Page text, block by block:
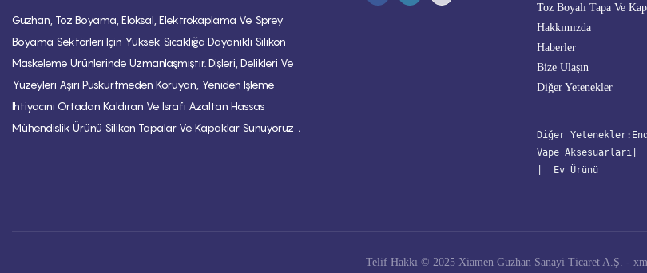
Guzhan, Toz Boyama, Eloksal, Elektrokaplama Ve Sprey
Boyama Sektörleri Için Yüksek Sıcaklığa Dayanıklı Silikon
Maskeleme Ürünlerinde Uzmanlaşmıştır. Dişleri, Delikleri Ve
Yüzeyleri Aşırı Püskürtmeden Koruyan, Yeniden Işleme
Ihtiyacını Ortadan Kaldıran Ve Israfı Azaltan Hassas
Mühendislik Ürünü Silikon Tapalar Ve Kapaklar Sunuyoruz .
Toz Boyalı Tapa Ve
Hakkımızda
Haberler
Bize Ulaşın
Diğer Yetenekler
Diğer Yetenekler:
Vape Aksesuarları
Ev Ürünü
Telif Hakkı © 2025 Xiamen Guzhan Sanayi Ticaret A.Ş. -